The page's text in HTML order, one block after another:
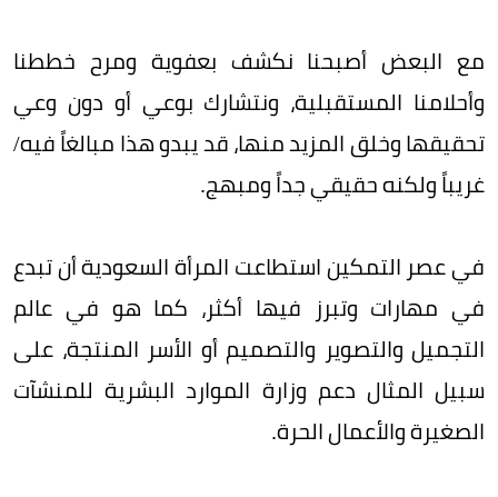
مع البعض أصبحنا نكشف بعفوية ومرح خططنا
وأحلامنا المستقبلية، ونتشارك بوعي أو دون وعي
تحقيقها وخلق المزيد منها، قد يبدو هذا مبالغاً فيه/
غريباً ولكنه حقيقي جداً ومبهج.
في عصر التمكين استطاعت المرأة السعودية أن تبدع
في مهارات وتبرز فيها أكثر، كما هو في عالم
التجميل والتصوير والتصميم أو الأسر المنتجة، على
سبيل المثال دعم وزارة الموارد البشرية للمنشآت
الصغيرة والأعمال الحرة.